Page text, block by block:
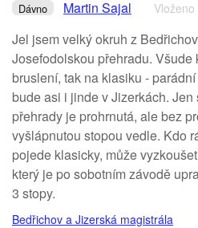
Dávno Martin Sajal
Jel jsem velký okruh z
Josefodolskou přehradu.
bruslení, tak na klasiku -
bude asi i jinde v Jizerkách.
přehrady je prohrnutá, ale bez
vyšlápnutou stopou vedle. Kdo
pojede klasicky, může
který je po sobotním závodě
3 stopy.
Bedřichov a Jizerská magistrála